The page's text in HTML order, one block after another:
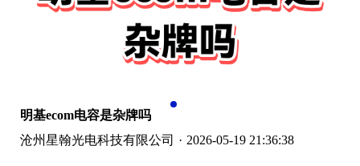
明基ecom电容是杂牌吗
沧州星翰光电科技有限公司 · 2026-05-19 21:36:38